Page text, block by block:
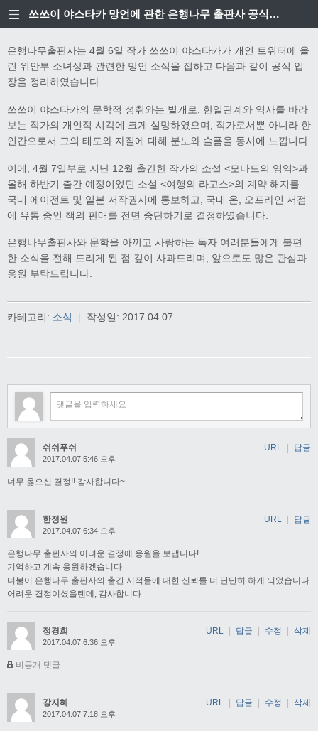
쓰쓰이 야스타카 망언에 관한 은행나무 출판사 공식입장
은행나무출판사는 4월 6일 작가 쓰쓰이 야스타카가 개인 트위터에 올
린 위안부 소녀상과 관련한 망언 소식을 접하고 다음과 같이 공식 입
장을 정리하였습니다.
쓰쓰이 야스타카의 문학적 성취와는 별개로, 한일관계와 역사를 바라
보는 작가의 개인적 시각에 크게 실망하였으며, 작가로서뿐 아니라 한
인간으로서 그의 태도와 자질에 대해 분노와 슬픔을 동시에 느낍니다.
이에, 4월 7일부로 지난 12월 출간한 작가의 소설 <모나드의 영역>과
올해 하반기 출간 예정이었던 소설 <여행의 라고스>의 계약 해지를
국내 에이전트 및 일본 저작권사에 통보하고, 국내 온, 오프라인 서점
에 유통 중인 책의 판매를 전면 중단하기로 결정하였습니다.
은행나무출판사와 문학을 아끼고 사랑하는 독자 여러분들에게 불편
한 소식을 전해 드리게 된 점 깊이 사과드리며, 앞으로도 많은 관심과
응원 부탁드립니다.
카테고리: 소식 | 작성일: 2017.04.07
쉬쉬푸쉬
2017.04.07 5:46 오후
너무 옳으신 결정!! 감사합니다~
URL | 답글
한정원
2017.04.07 6:34 오후
은행나무 출판사의 어려운 결정에 응원을 보냅니다!
기억하고 계속 응원하겠습니다
더불어 은행나무 출판사의 출간 서적들에 대한 신뢰를 더 단단히 하게 되었습니다
어려운 결정이셨을텐데, 감사합니다
URL | 답글
정경희
2017.04.07 6:36 오후
비공개 댓글
URL 답글 수정 삭제
강지혜
2017.04.07 7:18 오후
URL 답글 수정 삭제